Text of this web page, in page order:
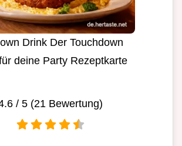
Drink Der Touchdown
deine Party Rezeptkarte
/ 5 (21 Bewertung)